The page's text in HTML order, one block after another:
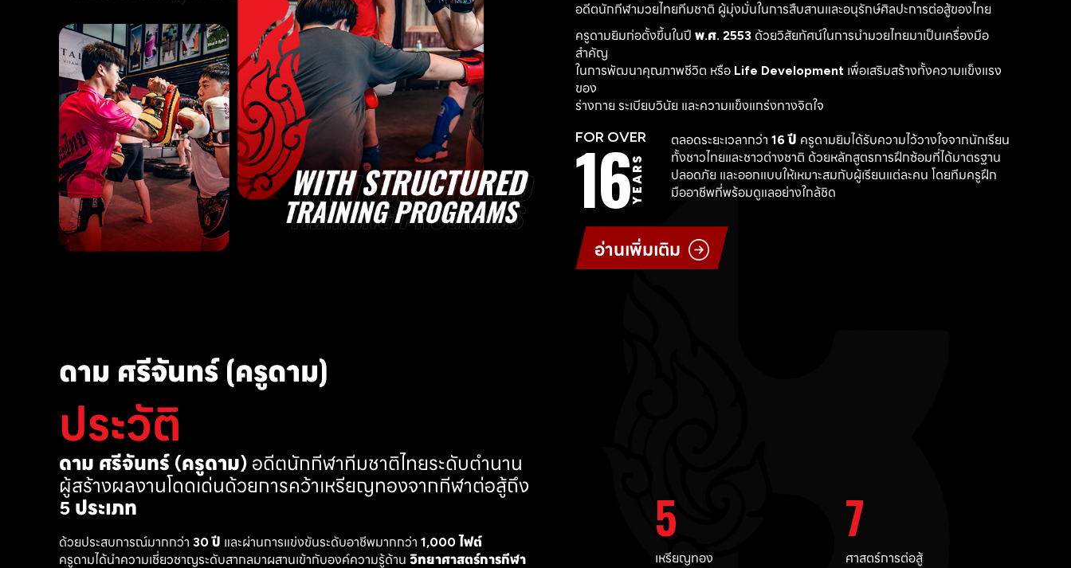
อดีตนักกีฬามวยไทยทีมชาติ ผู้มุ่งมั่นในการสืบสานและอนุรักษ์ศิลปะการต่อสู้ของไทย
ครูดามยิมก่อตั้งขึ้นในปี พ.ศ. 2553 ด้วยวิสัยทัศน์ในการนำมวยไทยมาเป็นเครื่องมือ
สำคัญ
ในการพัฒนาคุณภาพชีวิต หรือ Life Development เพื่อเสริมสร้างทั้งความแข็งแรง
ของ
ร่างกาย ระเบียบวินัย และความแข็งแกร่งทางจิตใจ
FOR OVER
16YEARS
ตลอดระยะเวลากว่า 16 ปี ครูดามยิมได้รับความไว้วางใจจากนักเรียน
ทั้งชาวไทยและชาวต่างชาติ ด้วยหลักสูตรการฝึกซ้อมที่ได้มาตรฐาน
ปลอดภัย และออกแบบให้เหมาะสมกับผู้เรียนแต่ละคน โดยทีมครูฝึก
มืออาชีพที่พร้อมดูแลอย่างใกล้ชิด
อ่านเพิ่มเติม
ดาม ศรีจันทร์ (ครูดาม)
ประวัติ
ดาม ศรีจันทร์ (ครูดาม) อดีตนักกีฬาทีมชาติไทยระดับตำนาน
ผู้สร้างผลงานโดดเด่นด้วยการคว้าเหรียญทองจากกีฬาต่อสู้ถึง
5 ประเภท
ด้วยประสบการณ์มากกว่า 30 ปี และผ่านการแข่งขันระดับอาชีพมากกว่า 1,000 ไฟต์
ครูดามได้นำความเชี่ยวชาญระดับสากลมาผสานเข้ากับองค์ความรู้ด้าน วิทยาศาสตร์การกีฬา
5
เหรียญทอง
7
ศาสตร์การต่อสู้